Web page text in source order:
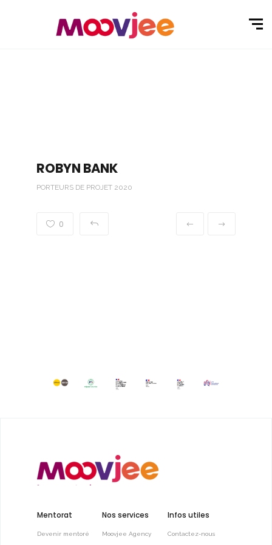
ROBYN BANK
PORTEURS DE PROJET 2020
0
Mentorat
Devenir mentoré
Nos services
Moovjee Agency
Infos utiles
Contactez-nous